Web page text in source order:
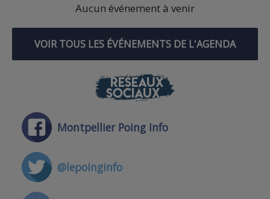
Aucun événement à venir
VOIR TOUS LES ÉVÉNEMENTS DE L'AGENDA
RÉSEAUX
SOCIAUX
Montpellier Poing Info
@lepoinginfo